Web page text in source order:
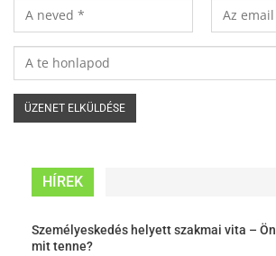
HÍREK
Személyeskedés helyett szakmai vita – Ön
mit tenne?